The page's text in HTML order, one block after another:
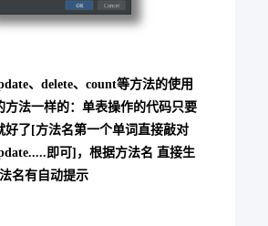
、delete、count等方法的使用
方法一样的：单表操作的代码只要
好了[方法名第一个单词直接敲对
即可]，根据方法名 直接生
名有自动提示